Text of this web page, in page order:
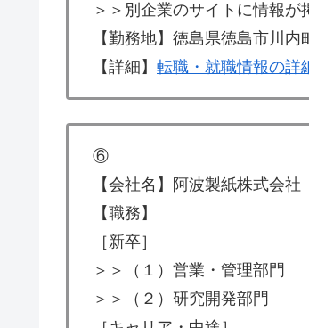
＞＞別企業のサイトに情報が
【勤務地】徳島県徳島市川
【詳細】 転職・就職情報の詳
⑥
【会社名】阿波製紙株式会社
【職務】
［新卒］
＞＞（１）営業・管理部門
＞＞（２）研究開発部門